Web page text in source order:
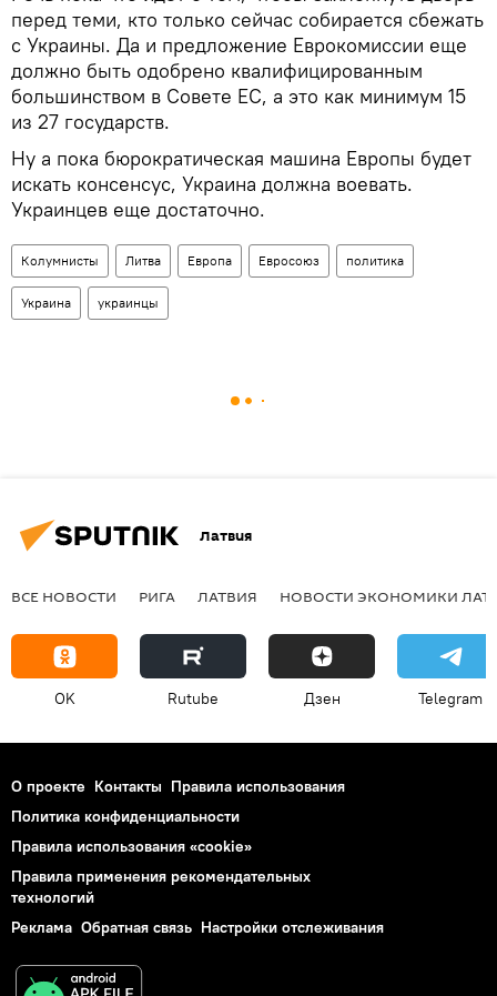
перед теми, кто только сейчас собирается сбежать
с Украины. Да и предложение Еврокомиссии еще
должно быть одобрено квалифицированным
большинством в Совете ЕС, а это как минимум 15
из 27 государств.
Ну а пока бюрократическая машина Европы будет
искать консенсус, Украина должна воевать.
Украинцев еще достаточно.
Колумнисты Литва Европа Евросоюз политика
Украина украинцы
Латвия
ВСЕ НОВОСТИ РИГА ЛАТВИЯ НОВОСТИ ЭКОНОМИКИ
OK Rutube Дзен Telegram
О проекте Контакты Правила использования
Политика конфиденциальности
Правила использования «cookie»
Правила применения рекомендательных
технологий
Реклама Обратная связь Настройки отслеживания